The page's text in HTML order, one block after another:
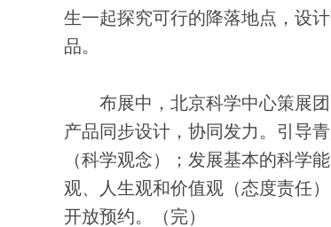
生一起探究可行的降落地点，设
品。
布展中，北京科学中心策展团
产品同步设计，协同发力。引导
（科学观念）；发展基本的科学
观、人生观和价值观（态度责任
开放预约。（完）